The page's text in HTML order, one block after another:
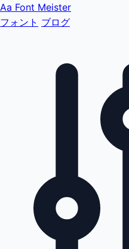
Aa Font Meister
フォント ブログ